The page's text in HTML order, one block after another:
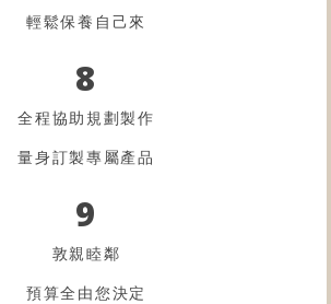
輕鬆保養自己來
8
全程協助規劃製作
量身訂製專屬產品
9
敦親睦鄰
預算全由您決定